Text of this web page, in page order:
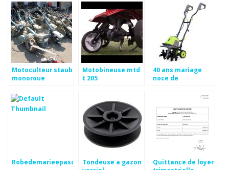
Motoculteur staub
monoroue
Motobineuse mtd
t 205
40 ans mariage
noce de
RobedemarieepascherTondeuse a gazon
Quittance de loyer